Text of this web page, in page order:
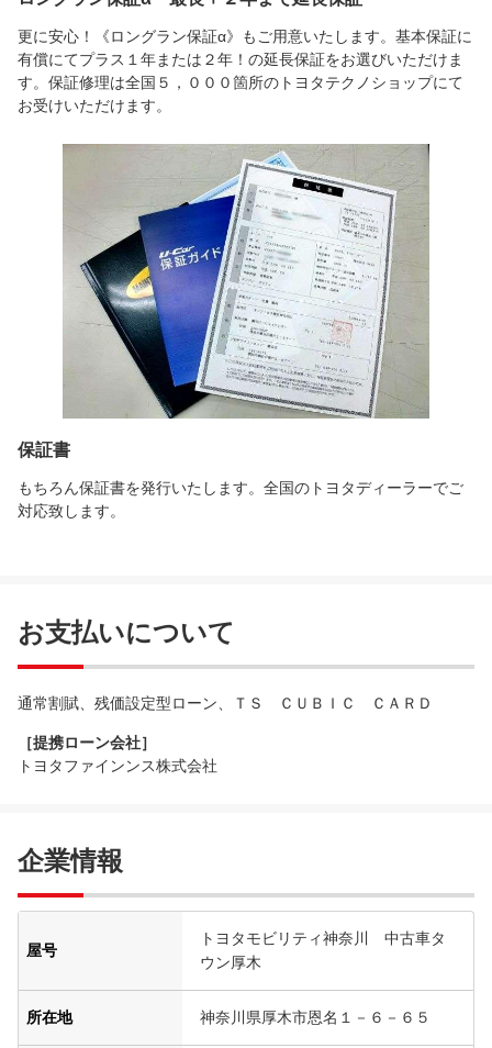
更に安心！《ロングラン保証α》もご用意いたします。基本保証に
有償にてプラス１年または２年！の延長保証をお選びいただけま
す。保証修理は全国５，０００箇所のトヨタテクノショップにて
お受けいただけます。
保証書
もちろん保証書を発行いたします。全国のトヨタディーラーでご
対応致します。
お支払いについて
通常割賦、残価設定型ローン、ＴＳ ＣＵＢＩＣ ＣＡＲＤ
［提携ローン会社］
トヨタファインンス株式会社
企業情報
屋号
トヨタモビリティ神奈川 中古車タ
ウン厚木
所在地 神奈川県厚木市恩名１－６－６５